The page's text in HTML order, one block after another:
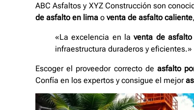
ABC Asfaltos y XYZ Construcción son
de asfalto en lima o venta de asfalto caliente
«La excelencia en laventa de
infraestructura duraderos y eficientes.»
Escoger el proveedor correcto deasfalto
Confía en los expertos y consigue el mejor